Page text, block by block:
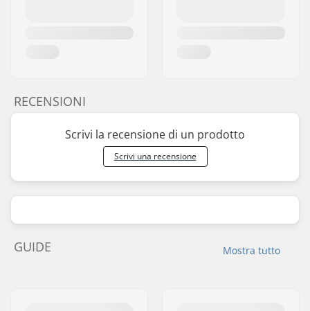
RECENSIONI
Scrivi la recensione di un prodotto
Scrivi una recensione
Mostra tutto
GUIDE